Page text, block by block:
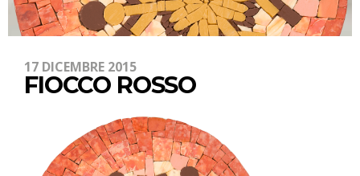
17 DICEMBRE 2015
FIOCCO ROSSO